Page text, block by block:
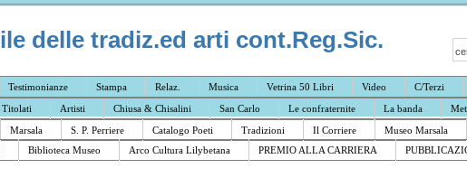
delle tradiz.ed arti cont.Reg.Sic.
Testimonianze Stampa Relaz. Musica Vetrina 50 Libri Video C/Terzi
Artisti Chiusa & Chisalini San Carlo Le confraternite La banda
Marsala S. P. Perriere Catalogo Poeti Tradizioni Il Corriere Museo Marsala
Biblioteca Museo Arco Cultura Lilybetana PREMIO ALLA CARRIERA